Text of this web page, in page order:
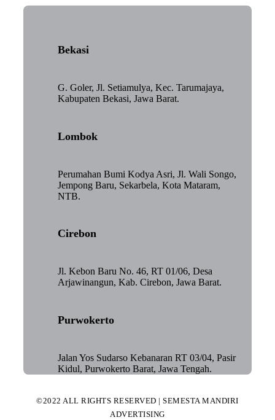
Bekasi
G. Goler, Jl. Setiamulya, Kec. Tarumajaya,
Kabupaten Bekasi, Jawa Barat.
Lombok
Perumahan Bumi Kodya Asri, Jl. Wali Songo,
Jempong Baru, Sekarbela, Kota Mataram,
NTB.
Cirebon
Jl. Kebon Baru No. 46, RT 01/06, Desa
Arjawinangun, Kab. Cirebon, Jawa Barat.
Purwokerto
Jalan Yos Sudarso Kebanaran RT 03/04, Pasir
Kidul, Purwokerto Barat, Jawa Tengah.
©2022 ALL RIGHTS RESERVED | SEMESTA MANDIRI
ADVERTISING